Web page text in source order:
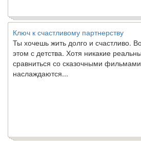
Ты хочешь жить долго и счастливо.
этом с детства. Хотя никакие
сравниться со сказочными
наслаждаются...